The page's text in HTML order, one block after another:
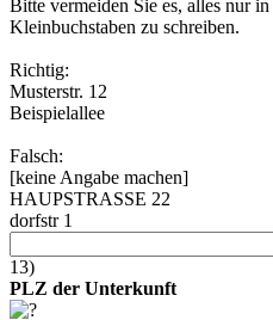
Bitte vermeiden Sie es, alles nur
Kleinbuchstaben zu schreiben.
Richtig:
Musterstr. 12
Beispielallee
Falsch:
[keine Angabe machen]
HAUPSTRASSE 22
dorfstr 1
13)
PLZ der Unterkunft